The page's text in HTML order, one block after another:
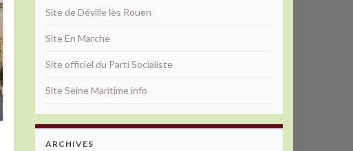
Site de Déville lès Rouen
Site En Marche
Site officiel du Parti Socialiste
Site Seine Maritime info
ARCHIVES